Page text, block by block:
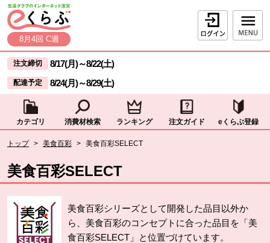
ページの先頭です。
本文へジャンプする。
8月4回 C週
ログイン
ここからサイト内共通メニューです。
サイト内共通メニューをスキップする
注文締切 8/17(月)～8/22(土)
配達予定 8/24(月)～8/29(土)
カテゴリ 消費材検索 ランキング 注文ガイド eくらぶ登録
トップ > 美食百彩 > 美食百彩SELECT
美食百彩SELECT
美食百彩シリーズとして開発した品目以外か
ら、美食百彩のコンセプトに合った品目を「美
食百彩SELECT」と位置づけています。